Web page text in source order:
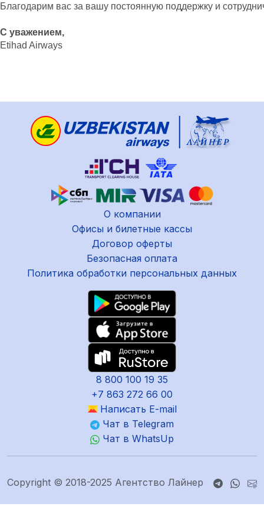
Благодарим вас за вашу постоянную поддержку и
С уважением,
Etihad Airways
О компании
Офисы и билетные кассы
Договор оферты
Безопасная оплата
Политика обработки персональных данных
8 800 100 19 35
+7 863 272 66 00
Написать E-mail
Чат в Telegram
Чат в WhatsUp
Copyright © 2018-2025 Агентство Лайнер